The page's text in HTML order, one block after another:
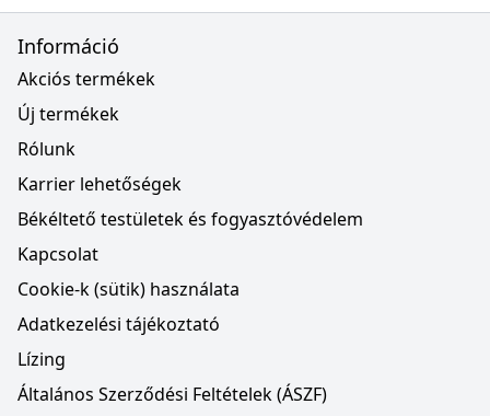
Információ
Akciós termékek
Új termékek
Rólunk
Karrier lehetőségek
Békéltető testületek és fogyasztóvédelem
Kapcsolat
Cookie-k (sütik) használata
Adatkezelési tájékoztató
Lízing
Általános Szerződési Feltételek (ÁSZF)